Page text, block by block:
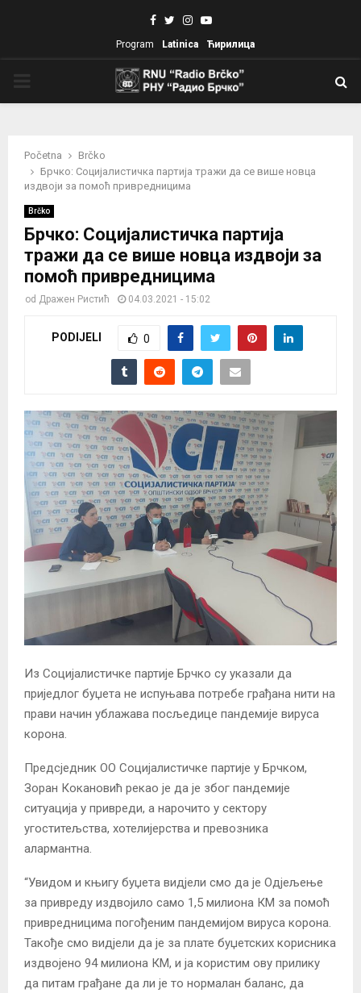
Facebook
TwitterInstagram
Youtube
Program Latinica Ћирилица
Početna
Brčko
Брчко: Социјалистичка партија тражи да се више новца
издвоји за помоћ привредницима
Brčko
Брчко: Социјалистичка партија
тражи да се више новца издвоји за
помоћ привредницима
od Дражен Ристић 04.03.2021 - 15:02
PODIJELI 0
Из Социјалистичке партије Брчко су указали да
приједлог буџета не испуњава потребе грађана нити на
прави начин ублажава посљедице пандемије вируса
корона.
Предсједник ОО Социјалистичке партије у Брчком,
Зоран Кокановић рекао је да је због пандемије
ситуација у привреди, а нарочито у сектору
угоститељства, хотелијерства и превозника
алармантна.
“Увидом и књигу буџета видјели смо да је Одјељење
за привреду издвојило само 1,5 милиона КМ за помоћ
привредницима погођеним пандемијом вируса корона.
Такође смо видјели да је за плате буџетских корисника
издвојено 94 милиона КМ, и ја користим ову прилику
да питам грађане да ли је то нормалан баланс, да